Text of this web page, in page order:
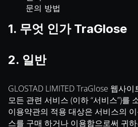
문의 방법
1. 무엇 인가 TraGlose
2. 일반
GLOSTAD LIMITED TraGlose 웹사이
모든 관련 서비스 (이하 “서비스”)를
이용약관의 적용 대상은 서비스의
스를 구매 하거나 이용함으로써 귀